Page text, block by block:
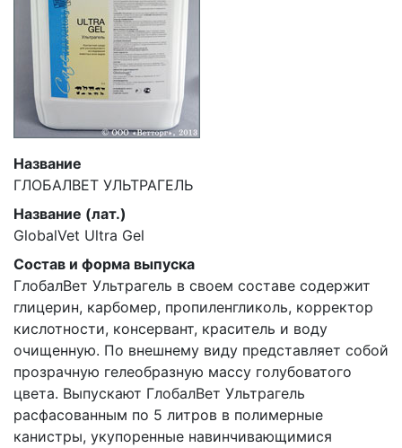
Название
ГЛОБАЛВЕТ УЛЬТРАГЕЛЬ
Название (лат.)
GlobalVet Ultra Gel
Состав и форма выпуска
ГлобалВет Ультрагель в своем составе содержит
глицерин, карбомер, пропиленгликоль, корректор
кислотности, консервант, краситель и воду
очищенную. По внешнему виду представляет собой
прозрачную гелеобразную массу голубоватого
цвета. Выпускают ГлобалВет Ультрагель
расфасованным по 5 литров в полимерные
канистры, укупоренные навинчивающимися